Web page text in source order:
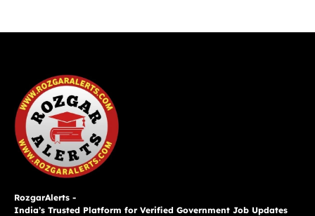
RozgarAlerts -
India’s Trusted Platform for Verified Government Job Updates